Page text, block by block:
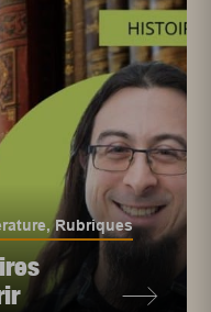
,Rubriques